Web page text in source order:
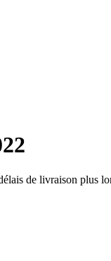
de livraison plus